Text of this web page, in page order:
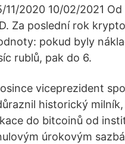
2020 10/02/2021 Od
Za poslední rok
pokud byly
rublů, pak do 6.
viceprezident
historický
do bitcoinů od
úrokovým